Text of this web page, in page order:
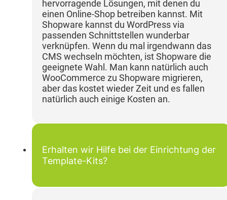
hervorragende Lösungen, mit denen du
einen Online-Shop betreiben kannst. Mit
Shopware kannst du WordPress via
passenden Schnittstellen wunderbar
verknüpfen. Wenn du mal irgendwann das
CMS wechseln möchten, ist Shopware die
geeignete Wahl. Man kann natürlich auch
WooCommerce zu Shopware migrieren,
aber das kostet wieder Zeit und es fallen
natürlich auch einige Kosten an.
Erhalten wir Hilfe bei der Einrichtung der
Template-Kits?